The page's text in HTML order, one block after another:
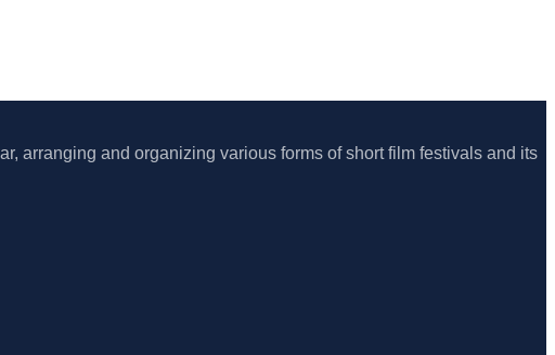
arranging and organizing various forms of short film festivals and its